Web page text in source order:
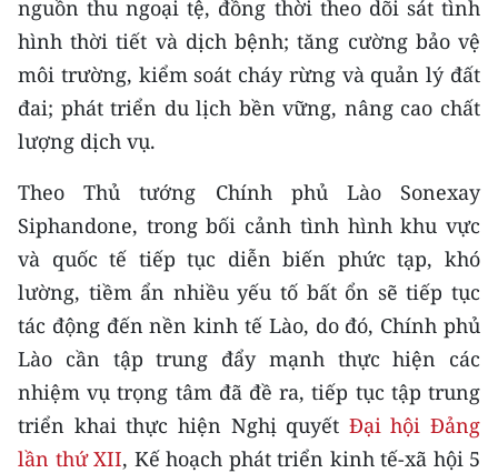
FRANÇAIS
РУССКИЙ
ESPAÑOL
한국어
nguồn thu ngoại tệ, đồng thời theo dõi sát tình
hình thời tiết và dịch bệnh; tăng cường bảo vệ
môi trường, kiểm soát cháy rừng và quản lý đất
đai; phát triển du lịch bền vững, nâng cao chất
lượng dịch vụ.
Theo Thủ tướng Chính phủ Lào Sonexay
Siphandone, trong bối cảnh tình hình khu vực
và quốc tế tiếp tục diễn biến phức tạp, khó
lường, tiềm ẩn nhiều yếu tố bất ổn sẽ tiếp tục
tác động đến nền kinh tế Lào, do đó, Chính phủ
Lào cần tập trung đẩy mạnh thực hiện các
nhiệm vụ trọng tâm đã đề ra, tiếp tục tập trung
triển khai thực hiện Nghị quyết Đại hội Đảng
lần thứ XII, Kế hoạch phát triển kinh tế-xã hội 5